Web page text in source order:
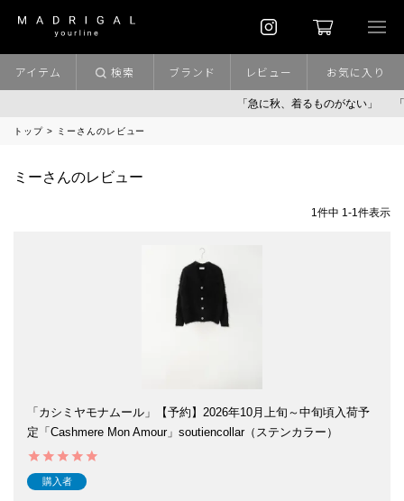
「急に秋、着るものがない」
アイテム 検索 ブランド レビュー お気に入り
トップ ミーさんのレビュー
ミーさんのレビュー
1件中 1-1件表示
「カシミヤモナムール」【予約】2026年10月上旬～中旬頃入荷予
定「Cashmere Mon Amour」soutiencollar（ステンカラー）
購入者